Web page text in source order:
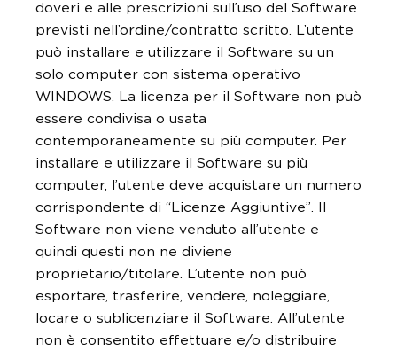
doveri e alle prescrizioni sull’uso del Software
previsti nell’ordine/contratto scritto. L’utente
può installare e utilizzare il Software su un
solo computer con sistema operativo
WINDOWS. La licenza per il Software non può
essere condivisa o usata
contemporaneamente su più computer. Per
installare e utilizzare il Software su più
computer, l’utente deve acquistare un numero
corrispondente di “Licenze Aggiuntive”. Il
Software non viene venduto all’utente e
quindi questi non ne diviene
proprietario/titolare. L’utente non può
esportare, trasferire, vendere, noleggiare,
locare o sublicenziare il Software. All’utente
non è consentito effettuare e/o distribuire